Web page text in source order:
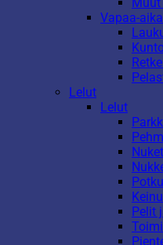
Vapaa-aika
Lelut
Lelut
Pelit